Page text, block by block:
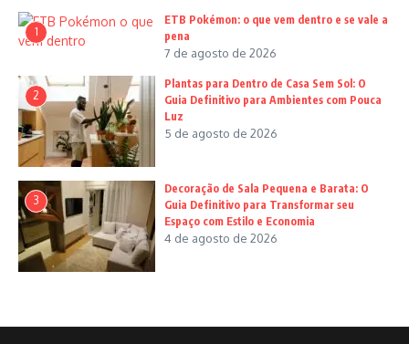
1
ETB Pokémon: o que vem dentro e se vale a
pena
7 de agosto de 2026
2
Plantas para Dentro de Casa Sem Sol: O
Guia Definitivo para Ambientes com Pouca
Luz
5 de agosto de 2026
3
Decoração de Sala Pequena e Barata: O
Guia Definitivo para Transformar seu
Espaço com Estilo e Economia
4 de agosto de 2026